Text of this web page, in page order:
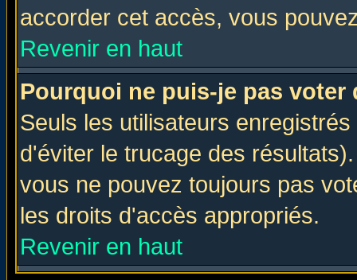
accorder cet accès, vous
Revenir en haut
Pourquoi ne puis-je pas voter
Seuls les utilisateurs
d'éviter le trucage des
vous ne pouvez toujours pas
les droits d'accès appropriés.
Revenir en haut